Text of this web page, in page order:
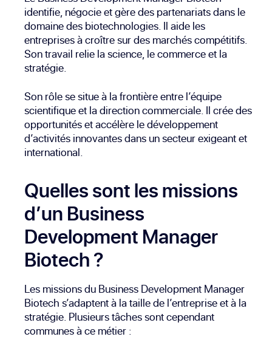
identifie, négocie et gère des partenariats dans le
domaine des biotechnologies. Il aide les
entreprises à croître sur des marchés compétitifs.
Son travail relie la science, le commerce et la
stratégie.
Son rôle se situe à la frontière entre l’équipe
scientifique et la direction commerciale. Il crée des
opportunités et accélère le développement
d’activités innovantes dans un secteur exigeant et
international.
Quelles sont les missions
d’un Business
Development Manager
Biotech ?
Les missions du Business Development Manager
Biotech s’adaptent à la taille de l’entreprise et à la
stratégie. Plusieurs tâches sont cependant
communes à ce métier :